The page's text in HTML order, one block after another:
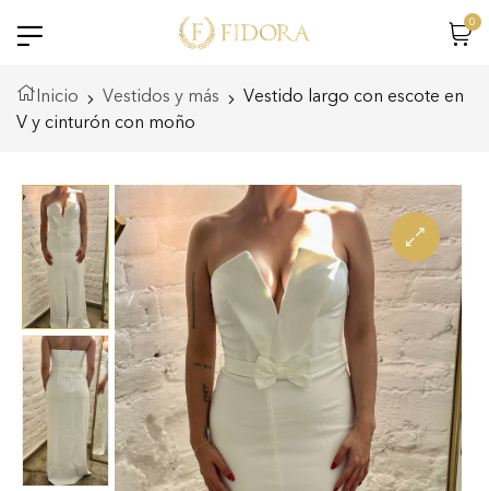
0
Inicio Vestidos y más
Vestido largo con escote en
V y cinturón con moño